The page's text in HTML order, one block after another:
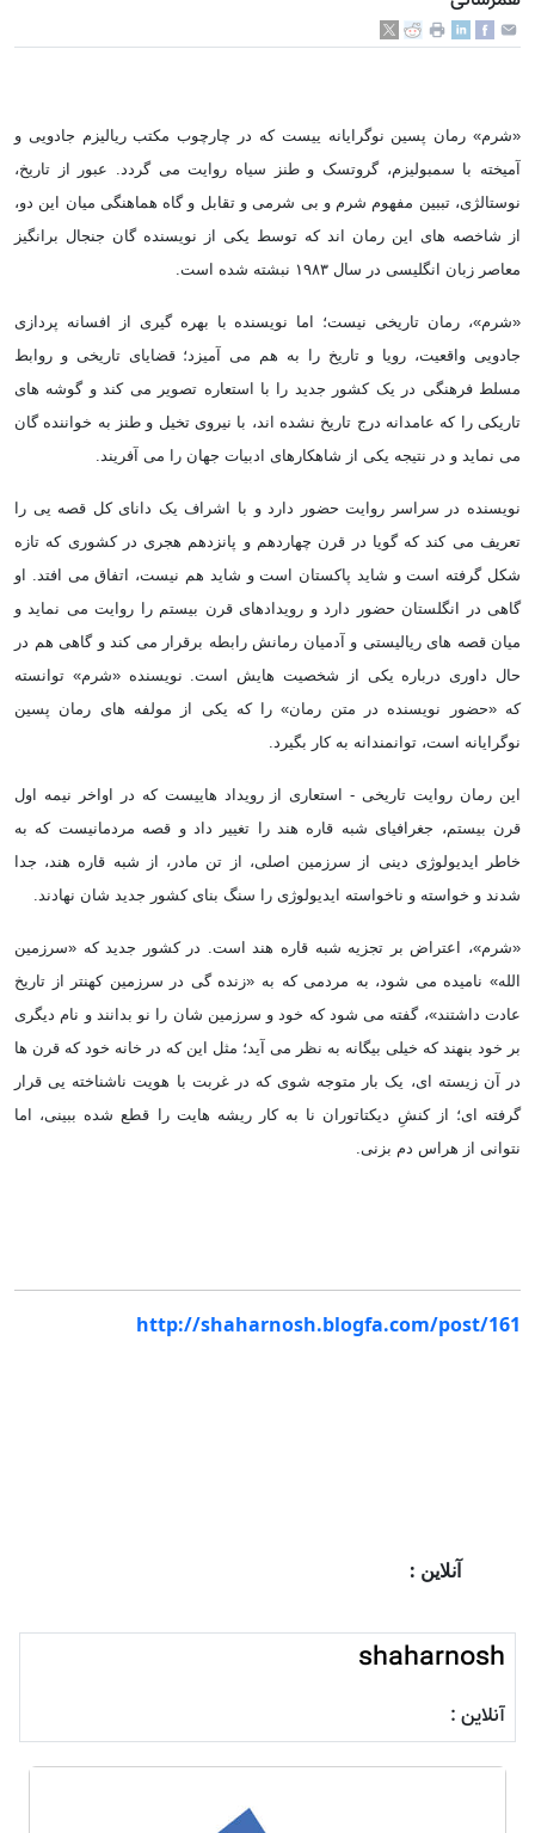
«شرم» رمان پسین نوگرایانه ییست که در چارچوب مکتب ریالیزم جادویی و
آمیخته با سمبولیزم، گروتسک و طنز سیاه روایت می گردد. عبور از تاریخ،
نوستالژی، تببین مفهوم شرم و بی شرمی و تقابل و گاه هماهنگی میان این دو،
از شاخصه های این رمان اند که توسط یکی از نویسنده گان جنجال برانگیز
معاصر زبان انگلیسی در سال ۱۹۸۳ نبشته شده است.
«شرم»، رمان تاریخی نیست؛ اما نویسنده با بهره گیری از افسانه پردازی
جادویی واقعیت، رویا و تاریخ را به هم می آمیزد؛ قضایای تاریخی و روابط
مسلط فرهنگی در یک کشور جدید را با استعاره تصویر می کند و گوشه های
تاریکی را که عامدانه درج تاریخ نشده اند، با نیروی تخیل و طنز به خواننده گان
می نماید و در نتیجه یکی از شاهکارهای ادبیات جهان را می آفریند.
نویسنده در سراسر روایت حضور دارد و با اشراف یک دانای کل قصه یی را
تعریف می کند که گویا در قرن چهاردهم و پانزدهم هجری در کشوری که تازه
شکل گرفته است و شاید پاکستان است و شاید هم نیست، اتفاق می افتد. او
گاهی در انگلستان حضور دارد و رویدادهای قرن بیستم را روایت می نماید و
میان قصه های ریالیستی و آدمیان رمانش رابطه برقرار می کند و گاهی هم در
حال داوری درباره یکی از شخصیت هایش است. نویسنده «شرم» توانسته
که «حضور نویسنده در متن رمان» را که یکی از مولفه های رمان پسین
نوگرایانه است، توانمندانه به کار بگیرد.
این رمان روایت تاریخی - استعاری از رویداد هاییست که در اواخر نیمه اول
قرن بیستم، جغرافیای شبه قاره هند را تغییر داد و قصه مردمانیست که به
خاطر ایدیولوژی دینی از سرزمین اصلی، از تن مادر، از شبه قاره هند، جدا
شدند و خواسته و ناخواسته ایدیولوژی را سنگ بنای کشور جدید شان نهادند.
«شرم»، اعتراض بر تجزیه شبه قاره هند است. در کشور جدید که «سرزمین
الله» نامیده می شود، به مردمی که به «زنده گی در سرزمین کهنتر از تاریخ
عادت داشتند»، گفته می شود که خود و سرزمین شان را نو بدانند و نام دیگری
بر خود بنهند که خیلی بیگانه به نظر می آید؛ مثل این که در خانه خود که قرن ها
در آن زیسته ای، یک بار متوجه شوی که در غربت با هویت ناشناخته یی قرار
گرفته ای؛ از کنشِ دیکتاتوران نا به کار ریشه هایت را قطع شده ببینی، اما
نتوانی از هراس دم بزنی.
آنلاین :
http://shaharnosh.blogfa.com/post/161
shaharnosh
آنلاین :